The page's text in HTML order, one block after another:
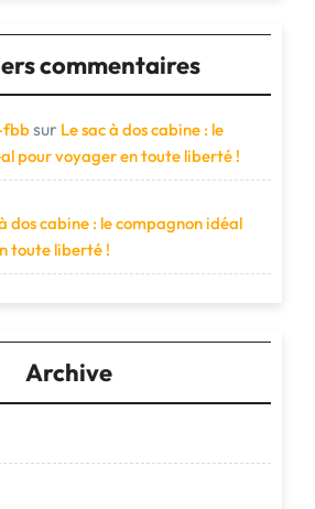
commentaires
sur Le sac à dos cabine : le
pour voyager en toute liberté !
dos cabine : le compagnon idéal
toute liberté !
Archive